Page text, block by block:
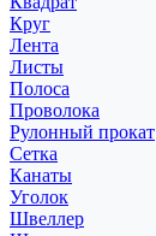
Круг
Лента
Листы
Полоса
Проволока
Рулонный прокат
Сетка
Канаты
Уголок
Швеллер